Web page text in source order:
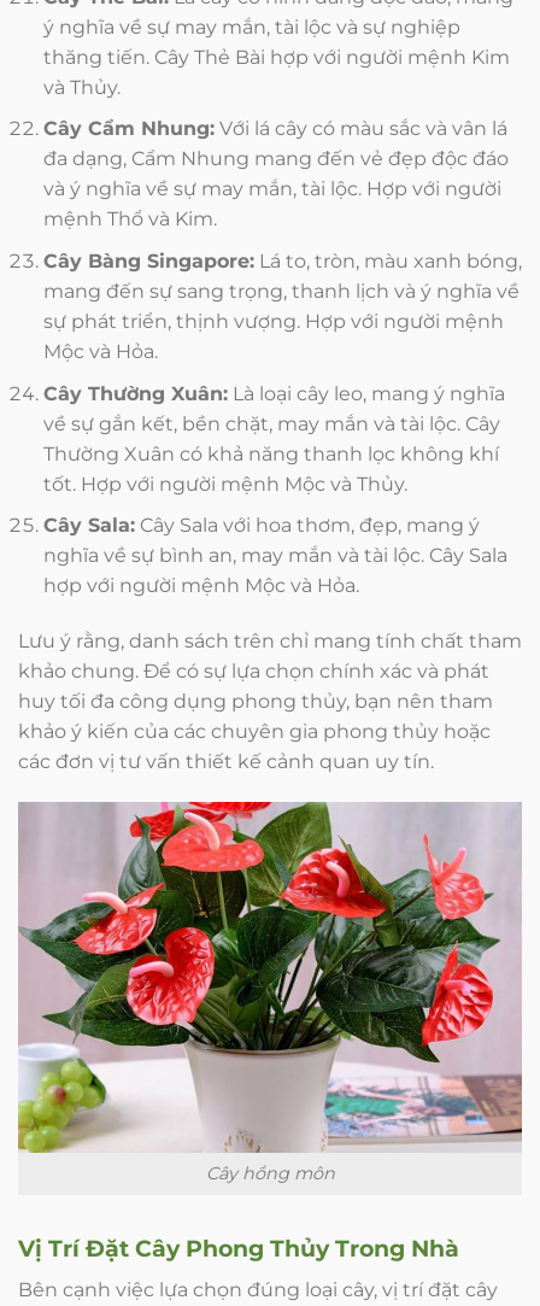
ý nghĩa về sự may mắn, tài lộc và sự nghiệp
thăng tiến. Cây Thẻ Bài hợp với người mệnh Kim
và Thủy.
Cây Cẩm Nhung:Với lá cây có màu sắc và vân lá
đa dạng, Cẩm Nhung mang đến vẻ đẹp độc đáo
và ý nghĩa về sự may mắn, tài lộc. Hợp với người
mệnh Thổ và Kim.
Cây Bàng Singapore:Lá to, tròn, màu xanh bóng,
mang đến sự sang trọng, thanh lịch và ý nghĩa về
sự phát triển, thịnh vượng. Hợp với người mệnh
Mộc và Hỏa.
Cây Thường Xuân:Là loại cây leo, mang ý nghĩa
về sự gắn kết, bền chặt, may mắn và tài lộc. Cây
Thường Xuân có khả năng thanh lọc không khí
tốt. Hợp với người mệnh Mộc và Thủy.
Cây Sala:Cây Sala với hoa thơm, đẹp, mang ý
nghĩa về sự bình an, may mắn và tài lộc. Cây Sala
hợp với người mệnh Mộc và Hỏa.
Lưu ý rằng, danh sách trên chỉ mang tính chất tham
khảo chung. Để có sự lựa chọn chính xác và phát
huy tối đa công dụng phong thủy, bạn nên tham
khảo ý kiến của các chuyên gia phong thủy hoặc
các đơn vị tư vấn thiết kế cảnh quan uy tín.
Cây hồng môn
Vị Trí Đặt Cây Phong Thủy Trong Nhà
Bên cạnh việc lựa chọn đúng loại cây, vị trí đặt cây